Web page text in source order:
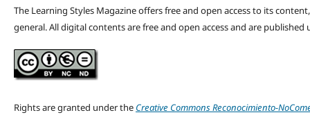
The Learning Styles Magazine offers free and open access to its
general. All digital contents are free and open access and are published
Rights are granted under the Creative Commons Reconocimiento-